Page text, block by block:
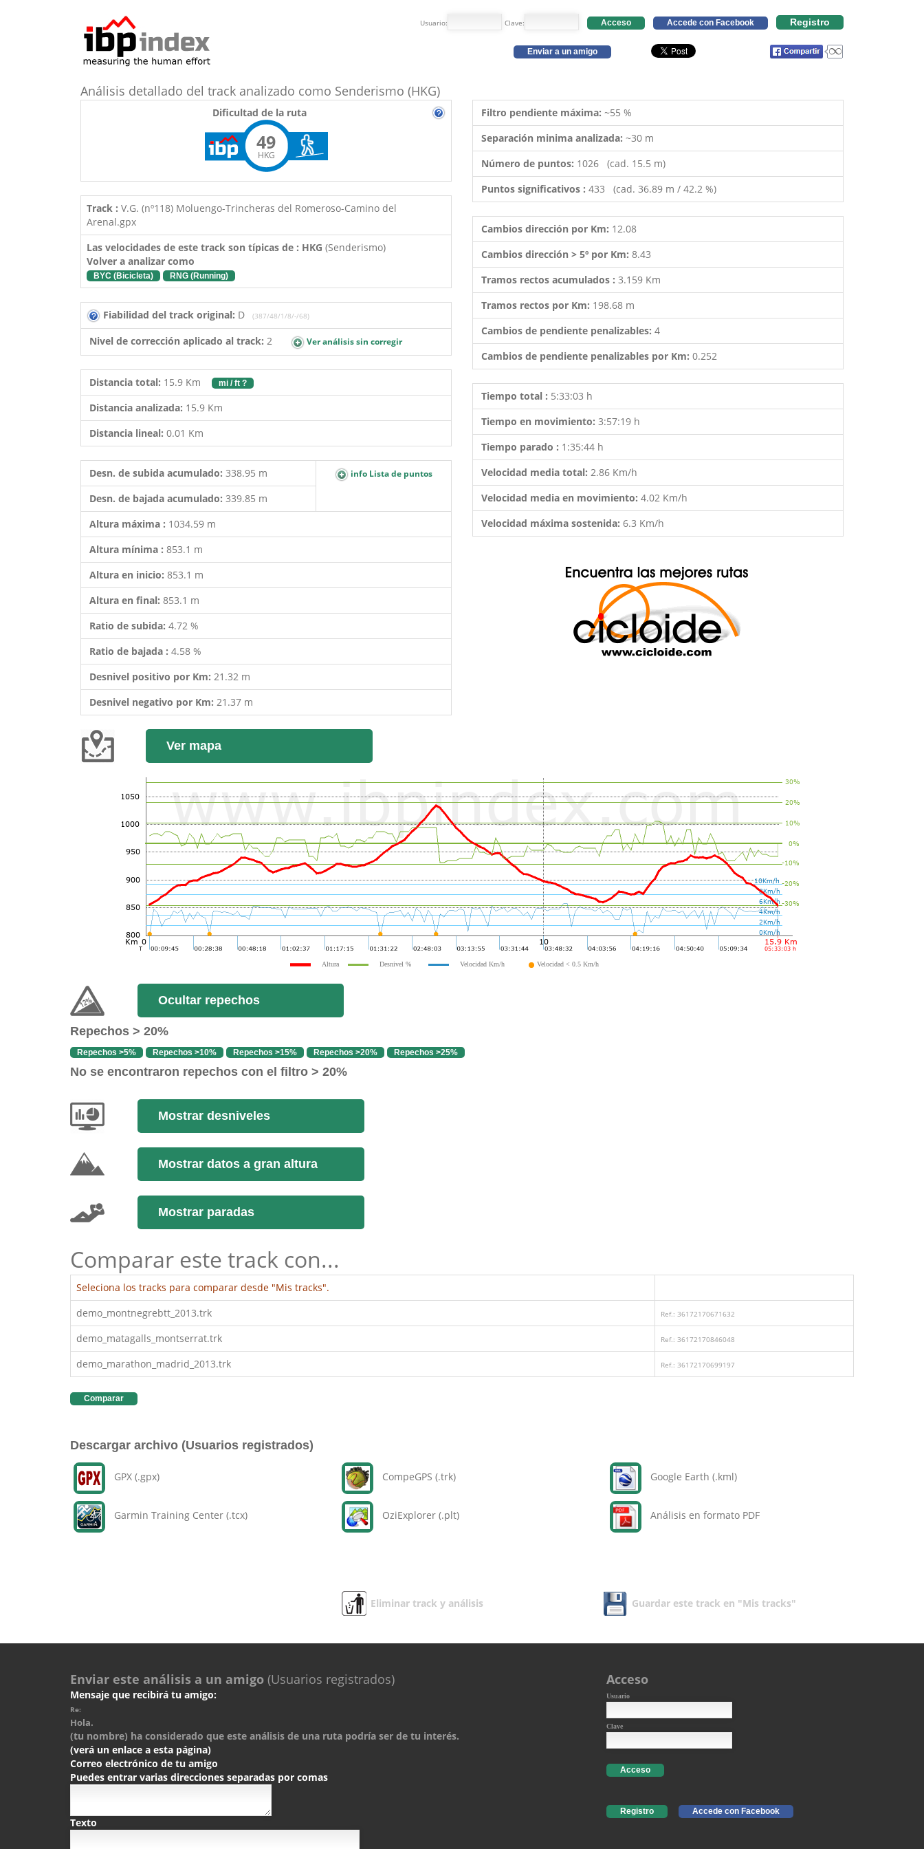
Usuario: Clave: Acceso Accede con Facebook Registro
Enviar a un amigo
Análisis detallado del track analizado como Senderismo (HKG)
Dificultad de la ruta
49
HKG
Track : V.G. (nº118) Moluengo-Trincheras del Romeroso-Camino del
Arenal.gpx
Las velocidades de este track son típicas de : HKG (Senderismo)
Volver a analizar como
BYC (Bicicleta) RNG (Running)
Fiabilidad del track original: D (387/48/1/8/-/68)
Nivel de corrección aplicado al track: 2 Ver análisis sin corregir
Distancia total: 15.9 Km mi / ft ?
Distancia analizada: 15.9 Km
Distancia lineal: 0.01 Km
Desn. de subida acumulado: 338.95 m info Lista de puntos
Desn. de bajada acumulado: 339.85 m
Altura máxima : 1034.59 m
Altura mínima : 853.1 m
Altura en inicio: 853.1 m
Altura en final: 853.1 m
Ratio de subida: 4.72 %
Ratio de bajada : 4.58 %
Desnivel positivo por Km: 21.32 m
Desnivel negativo por Km: 21.37 m
Filtro pendiente máxima: ~55 %
Separación minima analizada: ~30 m
Número de puntos: 1026 (cad. 15.5 m)
Puntos significativos : 433 (cad. 36.89 m / 42.2 %)
Cambios dirección por Km: 12.08
Cambios dirección > 5º por Km: 8.43
Tramos rectos acumulados : 3.159 Km
Tramos rectos por Km: 198.68 m
Cambios de pendiente penalizables: 4
Cambios de pendiente penalizables por Km: 0.252
Tiempo total : 5:33:03 h
Tiempo en movimiento: 3:57:19 h
Tiempo parado : 1:35:44 h
Velocidad media total: 2.86 Km/h
Velocidad media en movimiento: 4.02 Km/h
Velocidad máxima sostenida: 6.3 Km/h
Ver mapa
Altura Desnivel % Velocidad Km/h Velocidad < 0.5 Km/h
Ocultar repechos
Repechos > 20%
Repechos >5% Repechos >10% Repechos >15% Repechos >20% Repechos >25%
No se encontraron repechos con el filtro > 20%
Mostrar desniveles
Mostrar datos a gran altura
Mostrar paradas
Comparar este track con...
Seleciona los tracks para comparar desde "Mis tracks".
demo_montnegrebtt_2013.trk
Ref.: 36172170671632
demo_matagalls_montserrat.trk Ref.: 36172170846048
demo_marathon_madrid_2013.trk Ref.: 36172170699197
Comparar
Descargar archivo (Usuarios registrados)
GPX (.gpx)
Garmin Training Center (.tcx)
CompeGPS (.trk)
OziExplorer (.plt)
Google Earth (.kml)
Análisis en formato PDF
Eliminar track y análisis Guardar este track en "Mis tracks"
Enviar este análisis a un amigo (Usuarios registrados)
Mensaje que recibirá tu amigo:
Re:
Hola.
(tu nombre) ha considerado que este análisis de una ruta podría ser de tu interés.
(verá un enlace a esta página)
Correo electrónico de tu amigo
Puedes entrar varias direcciones separadas por comas
Texto
Acceso
Usuario
Clave
Acceso
Registro Accede con Facebook